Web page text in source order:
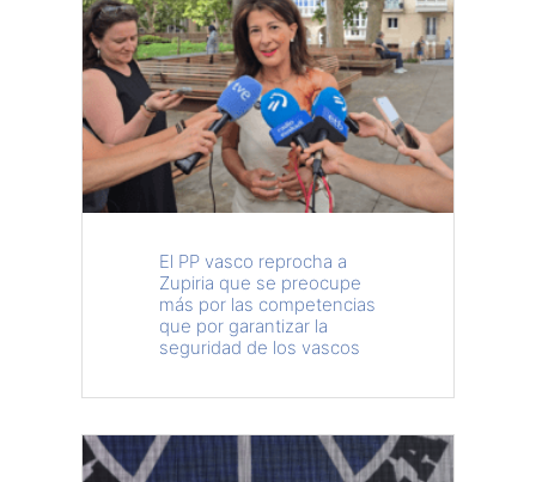
El PP vasco reprocha a
Zupiria que se preocupe
más por las competencias
que por garantizar la
seguridad de los vascos